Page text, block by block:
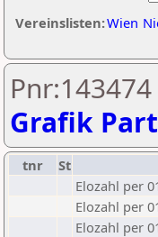
Vereinslisten:Wien
Grafik
tnr St
Elozahl per
Elozahl per
Elozahl per